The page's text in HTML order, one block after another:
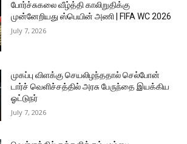
போர்ச்சுகலை வீழ்த்தி காலிறுதிக்கு
முன்னேறியது ஸ்பெயின் அணி | FIFA WC 2026
July 7, 2026
முகப்பு விளக்கு செயலிழந்ததால் செல்போன்
டார்ச் வெளிச்சத்தில் அரசு பேருந்தை இயக்கிய
ஓட்டுநர்
July 7, 2026